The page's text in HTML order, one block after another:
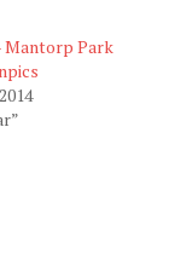
Mantorp Park